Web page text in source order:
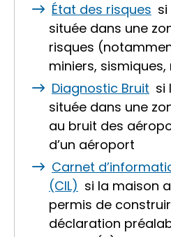
État des risques
située dans une
risques
miniers,
Diagnostic Bruit si
située dans une
au bruit des
d’un aéroport
Carnet
(CIL) si la maison
permis de
déclaration